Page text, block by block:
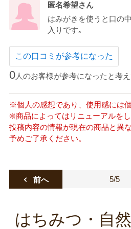
匿名希望さん
はみがきを使うと口の
入りです｡
この口コミが参考になった
0人のお客様が参考になったと考
※個人の感想であり、使用感には
※商品によってはリニューアルをし
投稿内容の情報が現在の商品と異
予めご了承ください。
5/5
前へ
はちみつ・自